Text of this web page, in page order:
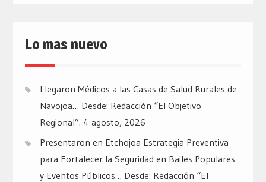
Lo mas nuevo
Llegaron Médicos a las Casas de Salud Rurales de
Navojoa… Desde: Redacción “El Objetivo
Regional”. 4 agosto, 2026
Presentaron en Etchojoa Estrategia Preventiva
para Fortalecer la Seguridad en Bailes Populares
y Eventos Públicos… Desde: Redacción “El